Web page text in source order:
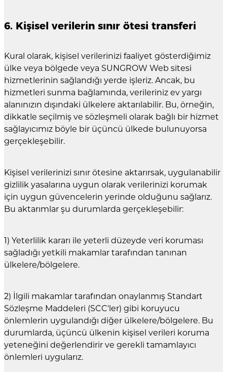
6. Kişisel verilerin sınır ötesi transferi
Kural olarak, kişisel verilerinizi faaliyet gösterdiğimiz
ülke veya bölgede veya SUNGROW Web sitesi
hizmetlerinin sağlandığı yerde işleriz. Ancak, bu
hizmetleri sunma bağlamında, verileriniz ev yargı
alanınızın dışındaki ülkelere aktarılabilir. Bu, örneğin,
dikkatle seçilmiş ve sözleşmeli olarak bağlı bir hizmet
sağlayıcımız böyle bir üçüncü ülkede bulunuyorsa
gerçekleşebilir.
Kişisel verilerinizi sınır ötesine aktarırsak, uygulanabilir
gizlilik yasalarına uygun olarak verilerinizi korumak
için uygun güvencelerin yerinde olduğunu sağlarız.
Bu aktarımlar şu durumlarda gerçekleşebilir:
1) Yeterlilik kararı ile yeterli düzeyde veri koruması
sağladığı yetkili makamlar tarafından tanınan
ülkelere/bölgelere.
2) İlgili makamlar tarafından onaylanmış Standart
Sözleşme Maddeleri (SCC'ler) gibi koruyucu
önlemlerin uygulandığı diğer ülkelere/bölgelere. Bu
durumlarda, üçüncü ülkenin kişisel verileri koruma
yeteneğini değerlendirir ve gerekli tamamlayıcı
önlemleri uygularız.